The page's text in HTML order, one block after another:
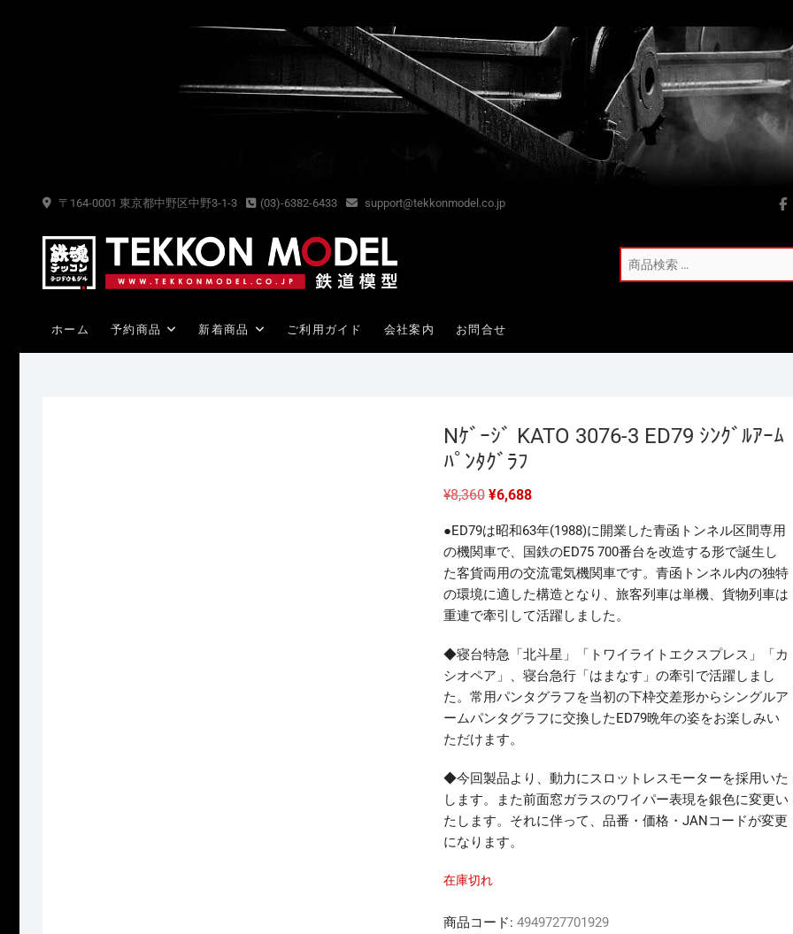
〒164-0001 東京都中野区中野3-1-3 (03)-6382-6433 support@tekkonmodel.co.jp
ホーム 予約商品 新着商品 ご利用ガイド 会社案内 お問合せ
Nｹﾞｰｼﾞ KATO 3076-3 ED79 ｼﾝｸﾞﾙｱｰﾑ
ﾊﾟﾝﾀｸﾞﾗﾌ
¥8,360 元
格
は
¥8,360
で
し
た。
¥6,688現
価
格
は
¥6,688
で
す。
●ED79は昭和63年(1988)に開業した青函トンネル区間専用
の機関車で、国鉄のED75 700番台を改造する形で誕生し
た客貨両用の交流電気機関車です。青函トンネル内の独特
の環境に適した構造となり、旅客列車は単機、貨物列車は
重連で牽引して活躍しました。
◆寝台特急「北斗星」「トワイライトエクスプレス」「カ
シオペア」、寝台急行「はまなす」の牽引で活躍しまし
た。常用パンタグラフを当初の下枠交差形からシングルア
ームパンタグラフに交換したED79晩年の姿をお楽しみい
ただけます。
◆今回製品より、動力にスロットレスモーターを採用いた
します。また前面窓ガラスのワイパー表現を銀色に変更い
たします。それに伴って、品番・価格・JANコードが変更
になります。
在庫切れ
商品コード:4949727701929